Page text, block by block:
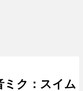
ミク：スイム